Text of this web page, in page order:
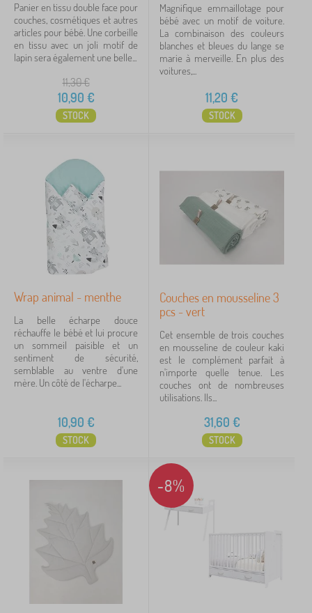
Panier en tissu double face pour
couches, cosmétiques et autres
articles pour bébé. Une corbeille
en tissu avec un joli motif de
lapin sera également une belle...
11,30€
10,90 €
STOCK
Magnifique emmaillotage pour
bébé avec un motif de voiture.
La combinaison des couleurs
blanches et bleues du lange se
marie à merveille. En plus des
voitures,...
11,20 €
STOCK
Wrap animal - menthe
La belle écharpe douce
réchauffe le bébé et lui procure
un sommeil paisible et un
sentiment de sécurité,
semblable au ventre d'une
mère. Un côté de l'écharpe...
10,90 €
STOCK
Couches en mousseline 3
pcs - vert
Cet ensemble de trois couches
en mousseline de couleur kaki
est le complément parfait à
n'importe quelle tenue. Les
couches ont de nombreuses
utilisations. Ils...
31,60 €
STOCK
-8%